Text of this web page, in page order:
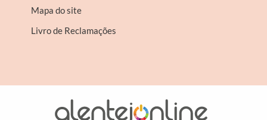
Mapa do site
Livro de Reclamações